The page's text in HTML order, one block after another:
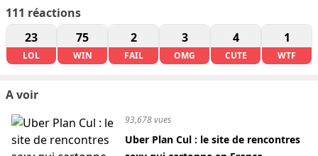
111 réactions
23
LOL
75
WIN
2
FAIL
3
OMG
4
CUTE
1
WTF
A voir
93,678 vues
Uber Plan Cul : le site de rencontres